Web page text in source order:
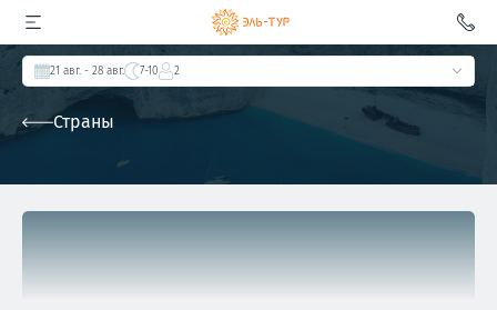
21 авг. - 28 авг. 7-10 2
Страны